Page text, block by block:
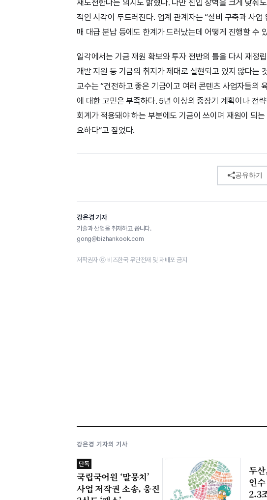
재도전한다는 의지도 밝혔다. 다만 진입 장벽을 크게 낮춰
적인 시각이 두드러진다. 업계 관계자는 “설비 구축과 사
매 대급 분납 등에도 한계가 드러났는데 어떻게 진행할 수
일각에서는 기금 재원 확보와 투자 전반의 틀을 다시 재정
개발 지원 등 기금의 취지가 제대로 실현되고 있지 않다는
교수는 “건전하고 좋은 기금이고 여러 콘텐츠 사업자들의
에 대한 고민은 부족하다. 5년 이상의 중장기 계획이나 전
회계가 적용돼야 하는 부분에도 기금이 쓰이며 재원이 되
요하다”고 짚었다.
공유하기
강은경 기자
기술과 산업을 취재하고 씁니다.
gong@bizhankook.com
저작권자 ⓒ 비즈한국 무단전재 및 재배포 금지
강은경 기자의 기사
단독
국립국어원 ‘말뭉치’
사업 저작권 소송, 웅진
두
인
2.3